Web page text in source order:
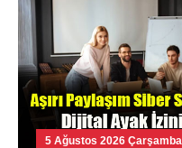
5 Ağustos 2026 Çarşamba